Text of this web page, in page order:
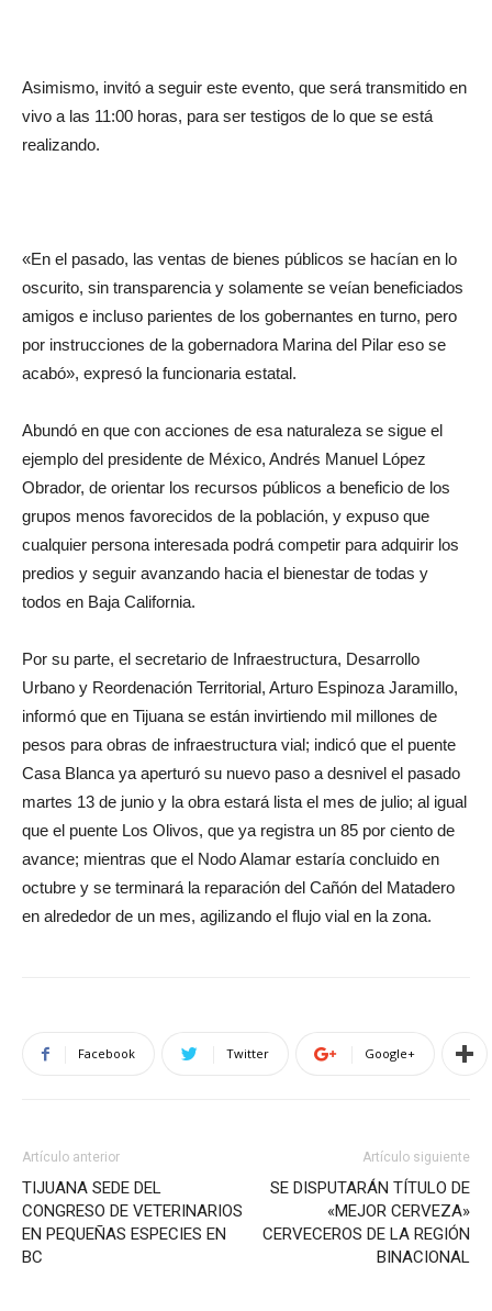
Asimismo, invitó a seguir este evento, que será transmitido en
vivo a las 11:00 horas, para ser testigos de lo que se está
realizando.
«En el pasado, las ventas de bienes públicos se hacían en lo
oscurito, sin transparencia y solamente se veían beneficiados
amigos e incluso parientes de los gobernantes en turno, pero
por instrucciones de la gobernadora Marina del Pilar eso se
acabó», expresó la funcionaria estatal.
Abundó en que con acciones de esa naturaleza se sigue el
ejemplo del presidente de México, Andrés Manuel López
Obrador, de orientar los recursos públicos a beneficio de los
grupos menos favorecidos de la población, y expuso que
cualquier persona interesada podrá competir para adquirir los
predios y seguir avanzando hacia el bienestar de todas y
todos en Baja California.
Por su parte, el secretario de Infraestructura, Desarrollo
Urbano y Reordenación Territorial, Arturo Espinoza Jaramillo,
informó que en Tijuana se están invirtiendo mil millones de
pesos para obras de infraestructura vial; indicó que el puente
Casa Blanca ya aperturó su nuevo paso a desnivel el pasado
martes 13 de junio y la obra estará lista el mes de julio; al igual
que el puente Los Olivos, que ya registra un 85 por ciento de
avance; mientras que el Nodo Alamar estaría concluido en
octubre y se terminará la reparación del Cañón del Matadero
en alrededor de un mes, agilizando el flujo vial en la zona.
Facebook Twitter Google+
Artículo anterior
TIJUANA SEDE DEL
CONGRESO DE VETERINARIOS
EN PEQUEÑAS ESPECIES EN
BC
Artículo siguiente
SE DISPUTARÁN TÍTULO DE
«MEJOR CERVEZA»
CERVECEROS DE LA REGIÓN
BINACIONAL